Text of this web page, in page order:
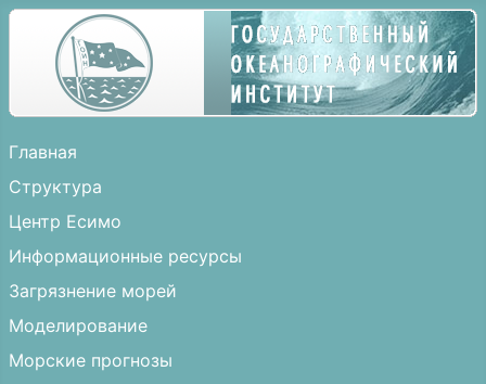
Главная
Структура
Центр Есимо
Информационные ресурсы
Загрязнение морей
Моделирование
Морские прогнозы